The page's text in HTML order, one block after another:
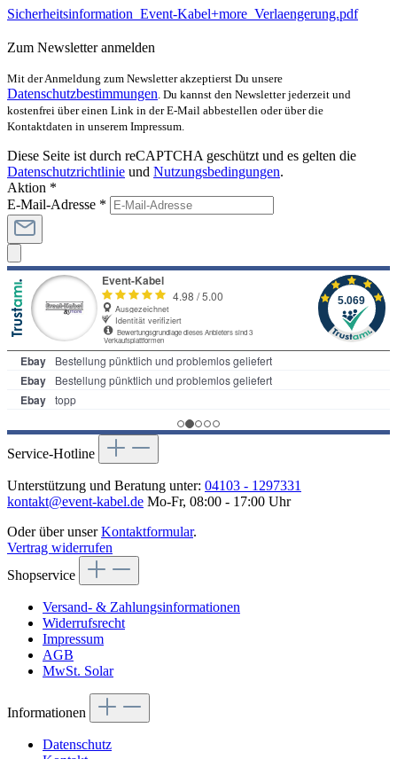
Sicherheitsinformation_Event-Kabel+more_Verlaengerung.pdf
Zum Newsletter anmelden
Mit der Anmeldung zum Newsletter akzeptierst Du unsere
Datenschutzbestimmungen . Du kannst den Newsletter jederzeit und
kostenfrei über einen Link in der E-Mail abbestellen oder über die
Kontaktdaten in unserem Impressum.
Diese Seite ist durch reCAPTCHA geschützt und es gelten die
Datenschutzrichtlinie und Nutzungsbedingungen.
Aktion *
E-Mail-Adresse *
Service-Hotline
Unterstützung und Beratung unter: 04103 - 1297331
kontakt@event-kabel.de Mo-Fr, 08:00 - 17:00 Uhr
Oder über unserKontaktformular.
Vertrag widerrufen
Shopservice
Versand- & Zahlungsinformationen
Widerrufsrecht
Impressum
AGB
MwSt. Solar
Informationen
Datenschutz